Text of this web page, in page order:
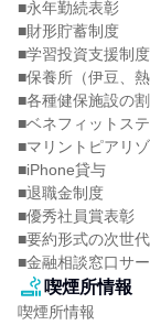
■永年勤続表彰
■財形貯蓄制度
■学習投資支援制度
■保養所（伊豆、熱
■各種健保施設の
■ベネフィットス
■マリントピアリ
■iPhone貸与
■退職金制度
■優秀社員賞表彰
■要約形式の次世
■金融相談窓口サ
喫煙所情報
喫煙所情報